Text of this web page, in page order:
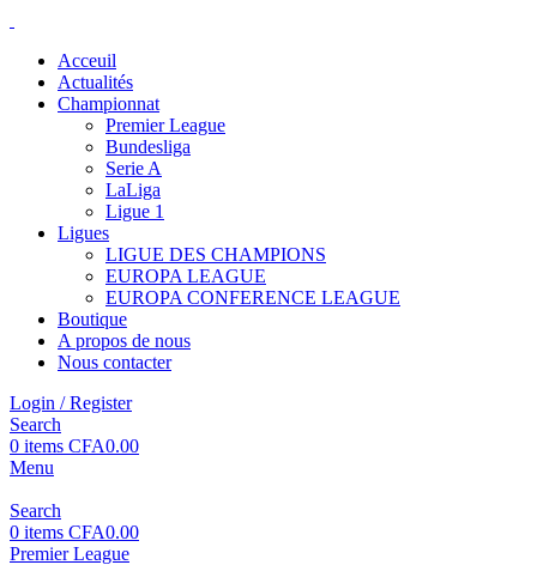
Acceuil
Actualités
Championnat
Premier League
Bundesliga
Serie A
LaLiga
Ligue 1
Ligues
LIGUE DES CHAMPIONS
EUROPA LEAGUE
EUROPA CONFERENCE LEAGUE
Boutique
A propos de nous
Nous contacter
Login / Register
Search
0 items CFA0.00
Menu
Search
0 items CFA0.00
Premier League